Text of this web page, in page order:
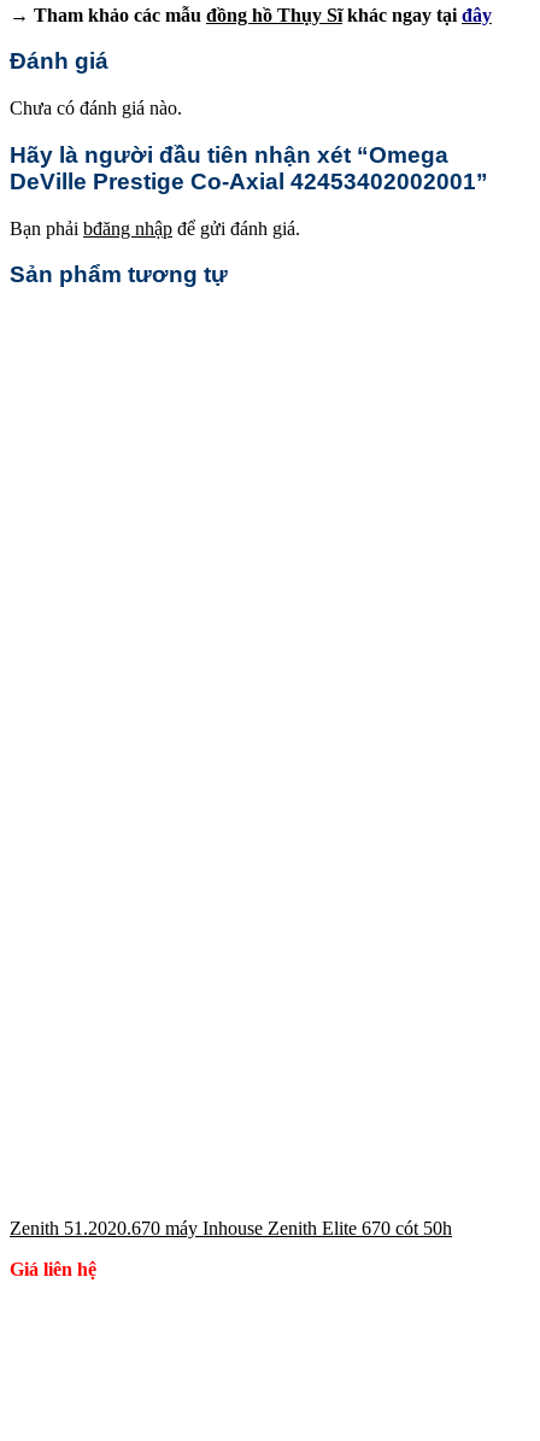
→ Tham khảo các mẫu đồng hồ Thụy Sĩkhác ngay tại đây
Đánh giá
Chưa có đánh giá nào.
Hãy là người đầu tiên nhận xét “Omega
DeVille Prestige Co-Axial 42453402002001”
Bạn phải bđăng nhập để gửi đánh giá.
Sản phẩm tương tự
Zenith 51.2020.670 máy Inhouse Zenith Elite 670 cót 50h
Giá liên hệ